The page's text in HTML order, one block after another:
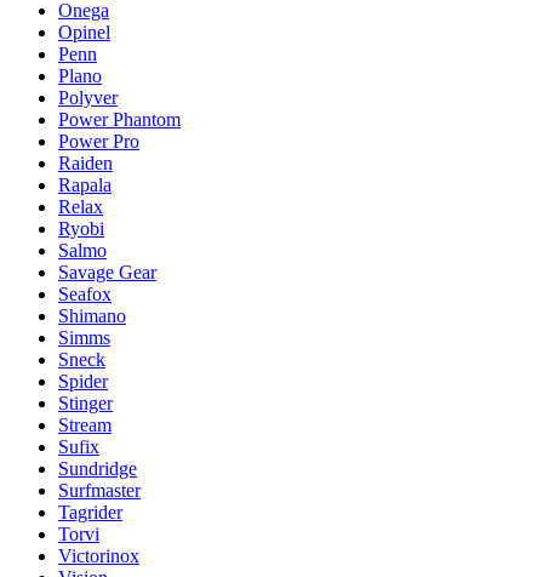
Onega
Opinel
Penn
Plano
Polyver
Power Phantom
Power Pro
Raiden
Rapala
Relax
Ryobi
Salmo
Savage Gear
Seafox
Shimano
Simms
Sneck
Spider
Stinger
Stream
Sufix
Sundridge
Surfmaster
Tagrider
Torvi
Victorinox